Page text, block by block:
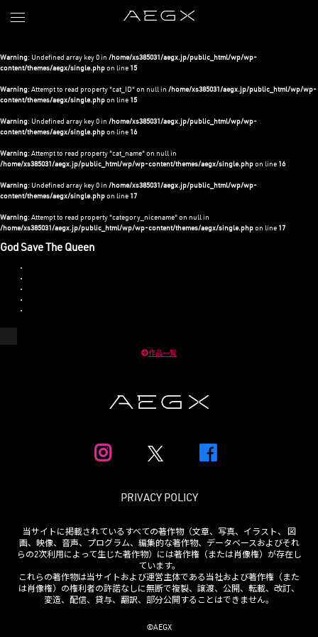
Warning: Undefined array key 0 in /home/xs385031/aegx.jp/public_html/wp/wp-
content/themes/aegx/single.php on line 15
Warning: Attempt to read property "cat_ID" on null in /home/xs385031/aegx.jp/public_html/wp/wp-
content/themes/aegx/single.php on line 15
Warning: Undefined array key 0 in /home/xs385031/aegx.jp/public_html/wp/wp-
content/themes/aegx/single.php on line 16
Warning: Attempt to read property "cat_name" on null in
/home/xs385031/aegx.jp/public_html/wp/wp-content/themes/aegx/single.php on line 16
Warning: Undefined array key 0 in /home/xs385031/aegx.jp/public_html/wp/wp-
content/themes/aegx/single.php on line 17
Warning: Attempt to read property "category_nicename" on null in
/home/xs385031/aegx.jp/public_html/wp/wp-content/themes/aegx/single.php on line 17
God Save The Queen
作品一覧
PRIVACY POLICY
当サイトに掲載されているすべての著作物（文章、写真、イラスト、 図
画、映像、音声、プログラム、編集的な著作物、データベースおよびそれ
らの2次利用によって生じた著作物）には著作権（または肖像権）が存在し
ています。
これらの著作物は当サイトおよび運営主体である当社および著作権（また
は肖像権）の権利者の許諾なしに無断で複製、譲渡、公開、転載、改訂、
変造、配信、貸与、翻訳、部分公開することはできません。
©AEGX